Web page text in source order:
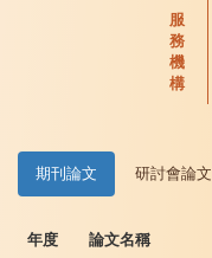
服
務
機
構
期刊論文 研討會論文
年度 論文名稱